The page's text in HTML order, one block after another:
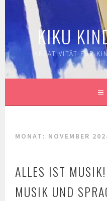
Springe
KIKU
KREATIVITÄT FÜR
MONAT: NOVEMBER
ALLES IST
MUSIK UND